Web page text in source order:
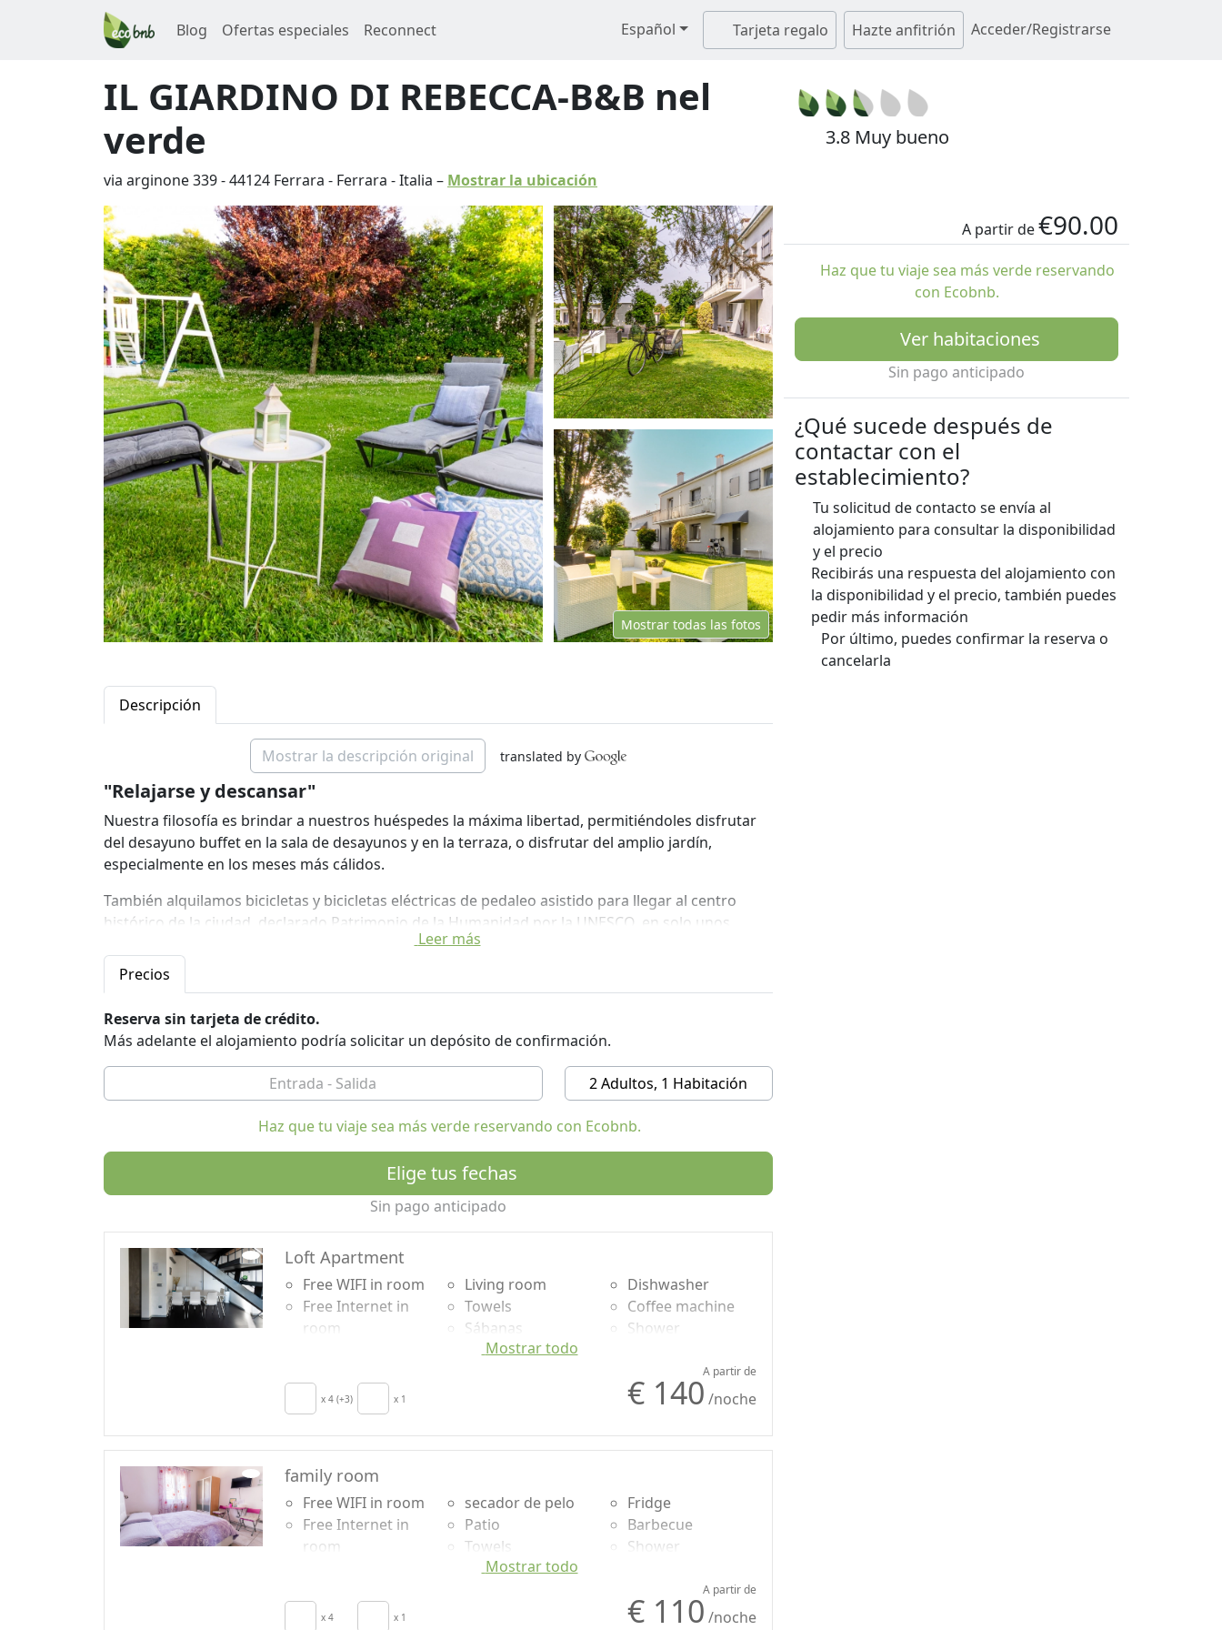
Blog Ofertas especiales Reconnect Español Tarjeta regalo Hazte anfitrión Acceder/Registrarse
IL GIARDINO DI REBECCA-B&B nel
verde
via arginone 339-44124 Ferrara - Ferrara -Italia – Mostrar la ubicación
3.8 Muy bueno
Mostrar todas las fotos
Descripción
Mostrar la descripción original translated by
"Relajarse y descansar"
Nuestra filosofía es brindar a nuestros huéspedes la máxima libertad, permitiéndoles disfrutar
del desayuno buffet en la sala de desayunos y en la terraza, o disfrutar del amplio jardín,
especialmente en los meses más cálidos.
También alquilamos bicicletas y bicicletas eléctricas de pedaleo asistido para llegar al centro
histórico de la ciudad, declarado Patrimonio de la Humanidad por la UNESCO, en solo unos
minutos, o para disfrutar de paseos en bicicleta por los alrededores.
La propiedad se encuentra a menos de 3 km del centro, pero lo suficientemente aislada como
y una zona de relajación con sauna y jacuzzi interior.
Hemos instalado una estación de carga para coches y bicicletas eléctricas.
Leer más
Precios
Reserva sin tarjeta de crédito.
Más adelante el alojamiento podría solicitar un depósito de confirmación.
2 Adultos, 1 Habitación
Haz que tu viaje sea más verde reservando con Ecobnb.
Elige tus fechas
Sin pago anticipado
Loft Apartment
Free WIFI in room
Free Internet in
room
Autonomous
heating
Kitchen
secador de pelo
Living room
Towels
Sábanas
Cupboard or
Dining table
Dishwasher
Coffee machine
Shower
plástico, no
monodosis
Own entrance
Mostrar todo
x 4 (+3) x 1
A partir de
€ 140 /noche
family room
Free WIFI in room
Free Internet in
room
Air conditioning
secador de pelo
Patio
Towels
Sábanas
Fridge
Barbecue
Shower
plástico, no
monodosis
Mostrar todo
x 4 x 1
A partir de
€ 110 /noche
A partir de€90.00
Haz que tu viaje sea más verde reservando
con Ecobnb.
Ver habitaciones
Sin pago anticipado
¿Qué sucede después de
contactar con el
establecimiento?
Tu solicitud de contacto se envía al
alojamiento para consultar la disponibilidad
y el precio
Recibirás una respuesta del alojamiento con
la disponibilidad y el precio, también puedes
pedir más información
Por último, puedes confirmar la reserva o
cancelarla